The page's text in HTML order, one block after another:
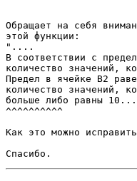
Обращает на себя
этой функции:
"....
В соответствии с
количество значений,
Предел в ячейке B2
количество значений,
больше либо равны
^^^^^^^^^^
Как это можно